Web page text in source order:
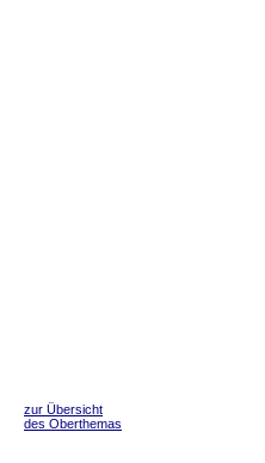
zur Übersicht
des Oberthemas